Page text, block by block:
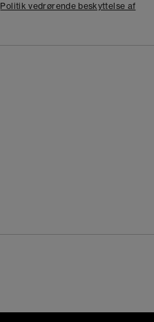
Politik vedrørende beskyttelse af